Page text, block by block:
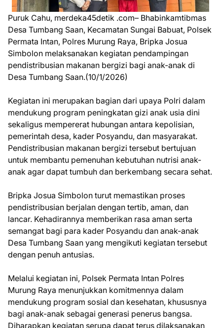
Puruk Cahu, merdeka45detik .com– Bhabinkamtibmas
Desa Tumbang Saan, Kecamatan Sungai Babuat, Polsek
Permata Intan, Polres Murung Raya, Bripka Josua
Simbolon melaksanakan kegiatan pendampingan
pendistribusian makanan bergizi bagi anak-anak di
Desa Tumbang Saan.(10/1/2026)
Kegiatan ini merupakan bagian dari upaya Polri dalam
mendukung program peningkatan gizi anak usia dini
sekaligus mempererat hubungan antara kepolisian,
pemerintah desa, kader Posyandu, dan masyarakat.
Pendistribusian makanan bergizi tersebut bertujuan
untuk membantu pemenuhan kebutuhan nutrisi anak-
anak agar dapat tumbuh dan berkembang secara sehat.
Bripka Josua Simbolon turut memastikan proses
pendistribusian berjalan dengan tertib, aman, dan
lancar. Kehadirannya memberikan rasa aman serta
semangat bagi para kader Posyandu dan anak-anak
Desa Tumbang Saan yang mengikuti kegiatan tersebut
dengan penuh antusias.
Melalui kegiatan ini, Polsek Permata Intan Polres
Murung Raya menunjukkan komitmennya dalam
mendukung program sosial dan kesehatan, khususnya
bagi anak-anak sebagai generasi penerus bangsa.
Diharapkan kegiatan serupa dapat terus dilaksanakan